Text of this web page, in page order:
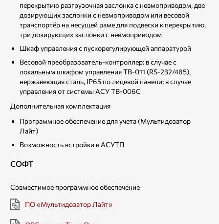
перекрытию разгрузочная заслонка с невмоприводом, две
дозирующих заслонки с невмоприводом или весовой
транспортёр на несущей раме для подвески к перекрытию,
три дозирующих заслонки с невмоприводом
Шкаф управления с пускорегулирующей аппаратурой
Весовой преобразователь-контроллер: в случае с
локальным шкафом управления ТВ-011 (RS-232/485),
нержавеющая сталь, IP65 по лицевой панели; в случае
управления от системы АСУ ТВ-006С
Дополнительная комплектация
Программное обеспечение для учета (Мультидозатор
Лайт)
Возможность встройки в АСУТП​
СОФТ
Совместимое программное обеспечение
ПО «Мультидозатор Лайт»